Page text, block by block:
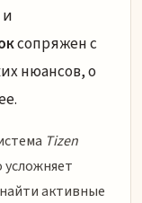
сопряжен с
нюансов, о
Tizen
активные